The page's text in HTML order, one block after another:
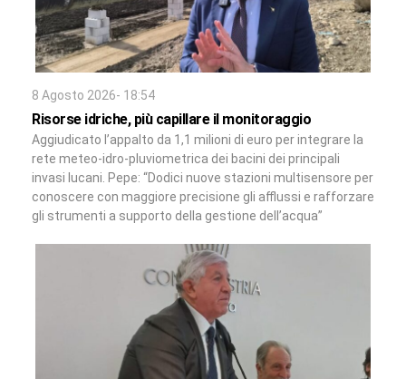
8 Agosto 2026- 18:54
Risorse idriche, più capillare il monitoraggio
Aggiudicato l’appalto da 1,1 milioni di euro per integrare la
rete meteo-idro-pluviometrica dei bacini dei principali
invasi lucani. Pepe: “Dodici nuove stazioni multisensore per
conoscere con maggiore precisione gli afflussi e rafforzare
gli strumenti a supporto della gestione dell’acqua”